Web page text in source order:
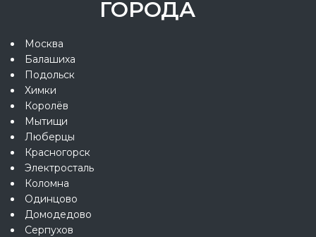
ГОРОДА
Москва
Балашиха
Подольск
Химки
Королёв
Мытищи
Люберцы
Красногорск
Электросталь
Коломна
Одинцово
Домодедово
Серпухов